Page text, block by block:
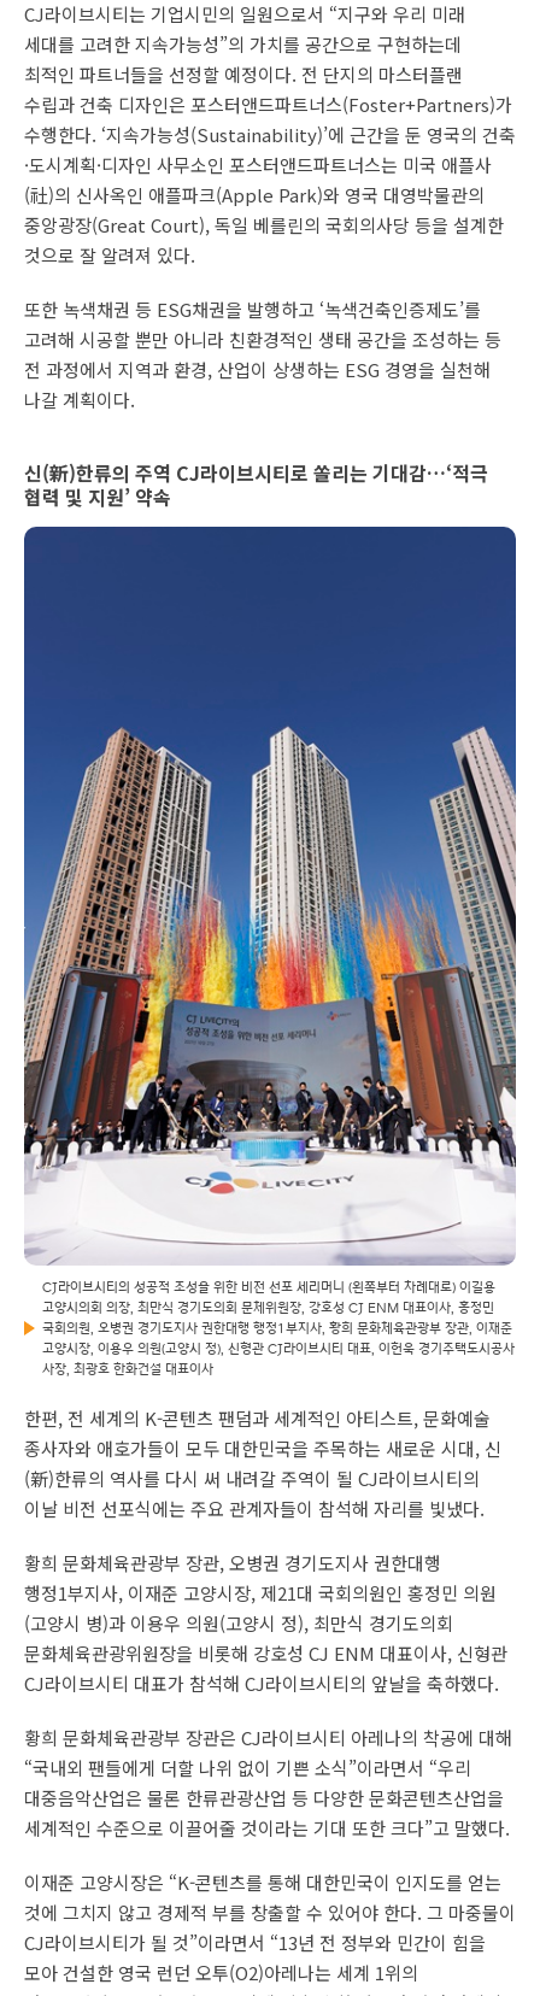
CJ라이브시티는 기업시민의 일원으로서 “지구와 우리 미래
세대를 고려한 지속가능성”의 가치를 공간으로 구현하는데
최적인 파트너들을 선정할 예정이다. 전 단지의 마스터플랜
수립과 건축 디자인은 포스터앤드파트너스(Foster+Partners)가
수행한다. ‘지속가능성(Sustainability)’에 근간을 둔 영국의 건축
·도시계획·디자인 사무소인 포스터앤드파트너스는 미국 애플사
(社)의 신사옥인 애플파크(Apple Park)와 영국 대영박물관의
중앙광장(Great Court), 독일 베를린의 국회의사당 등을 설계한
것으로 잘 알려져 있다.
또한 녹색채권 등 ESG채권을 발행하고 ‘녹색건축인증제도’를
고려해 시공할 뿐만 아니라 친환경적인 생태 공간을 조성하는 등
전 과정에서 지역과 환경, 산업이 상생하는 ESG 경영을 실천해
나갈 계획이다.
신(新)한류의 주역 CJ라이브시티로 쏠리는 기대감…‘적극
협력 및 지원’ 약속
CJ라이브시티의 성공적 조성을 위한 비전 선포 세리머니 (왼쪽부터 차례대로) 이길용
고양시의회 의장, 최만식 경기도의회 문체위원장, 강호성 CJ ENM 대표이사, 홍정민
국회의원, 오병권 경기도지사 권한대행 행정1부지사, 황희 문화체육관광부 장관, 이재준
고양시장, 이용우 의원(고양시 정), 신형관 CJ라이브시티 대표, 이헌욱 경기주택도시공사
사장, 최광호 한화건설 대표이사
한편, 전 세계의 K-콘텐츠 팬덤과 세계적인 아티스트, 문화예술
종사자와 애호가들이 모두 대한민국을 주목하는 새로운 시대, 신
(新)한류의 역사를 다시 써 내려갈 주역이 될 CJ라이브시티의
이날 비전 선포식에는 주요 관계자들이 참석해 자리를 빛냈다.
황희 문화체육관광부 장관, 오병권 경기도지사 권한대행
행정1부지사, 이재준 고양시장, 제21대 국회의원인 홍정민 의원
(고양시 병)과 이용우 의원(고양시 정), 최만식 경기도의회
문화체육관광위원장을 비롯해 강호성 CJ ENM 대표이사, 신형관
CJ라이브시티 대표가 참석해 CJ라이브시티의 앞날을 축하했다.
황희 문화체육관광부 장관은 CJ라이브시티 아레나의 착공에 대해
“국내외 팬들에게 더할 나위 없이 기쁜 소식”이라면서 “우리
대중음악산업은 물론 한류관광산업 등 다양한 문화콘텐츠산업을
세계적인 수준으로 이끌어줄 것이라는 기대 또한 크다”고 말했다.
이재준 고양시장은 “K-콘텐츠를 통해 대한민국이 인지도를 얻는
것에 그치지 않고 경제적 부를 창출할 수 있어야 한다. 그 마중물이
CJ라이브시티가 될 것”이라면서 “13년 전 정부와 민간이 힘을
모아 건설한 영국 런던 오투(O2)아레나는 세계 1위의